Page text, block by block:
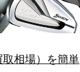
相場）を簡単